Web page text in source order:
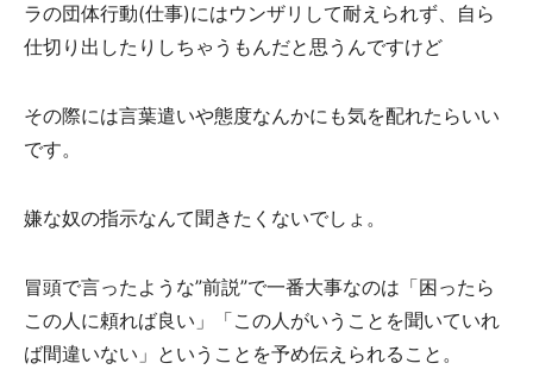
ラの団体行動(仕事)にはウンザリして耐えられず、自ら
仕切り出したりしちゃうもんだと思うんですけど
その際には言葉遣いや態度なんかにも気を配れたらいい
です。
嫌な奴の指示なんて聞きたくないでしょ。
冒頭で言ったような”前説”で一番大事なのは「困ったら
この人に頼れば良い」「この人がいうことを聞いていれ
ば間違いない」ということを予め伝えられること。